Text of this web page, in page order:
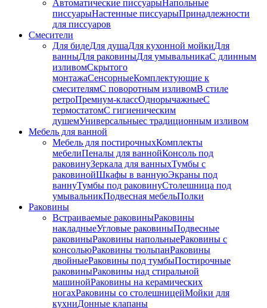
Автоматические писсуарыНапольные
писсуарыНастенные писсуарыПринадлежности
для писсуаров
Смесители
Для бидеДля душаДля кухонной мойкиДля
ванныДля раковиныДля умывальникаС длинным
изливомСкрытого
монтажаСенсорныеКомплектующие к
смесителямС поворотным изливомВ стиле
ретроПремиум-классОднорычажныеС
термостатомС гигиеническим
душемУниверсальныес традиционным изливом
Мебель для ванной
Мебель для постирочныхКомплекты
мебелиПеналы для ваннойКонсоль под
раковинуЗеркала для ванныхТумбы с
раковинойШкафы в ваннуюЭкраны под
ваннуТумбы под раковинуСтолешница под
умывальникПодвесная мебельПолки
Раковины
Встраиваемые раковиныРаковины
накладныеУгловые раковиныПодвесные
раковиныРаковины напольныеРаковины с
консольюРаковины тюльпанРаковины
двойныеРаковины под тумбыПостирочные
раковиныРаковины над стиральной
машинойРаковины на керамических
ногахРаковины со столешницейМойки для
кухниДонные клапаны